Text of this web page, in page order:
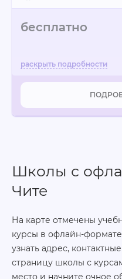
бесплатно
Школы с
Чите
На карте отмечены
курсы в офлайн-
узнать адрес,
страницу школы с
место и начните очное